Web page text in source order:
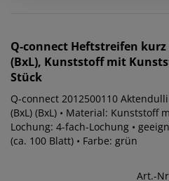
Q-connect Heftstreifen kurz
(BxL), Kunststoff mit
Stück
Q-connect 2012500110
(BxL) (BxL) • Material: Kunststoff
Lochung: 4-fach-Lochung •
(ca. 100 Blatt) • Farbe: grün
Art.-